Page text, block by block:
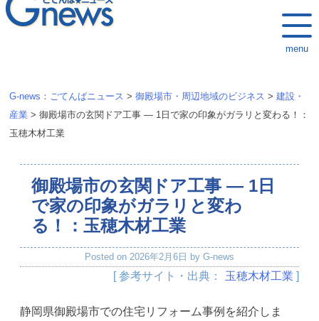
menu
G-news：ごてんばニュース > 御殿場市・周辺地域のビジネス > 建設・
産業 > 御殿場市の玄関ドア工事 — 1日で家の印象がガラリと変わる！：
玉穂木材工業
御殿場市の玄関ドア工事 — 1日
で家の印象がガラリと変わ
る！：玉穂木材工業
Posted on 2026年2月6日 by G-news
[ 参考サイト・出典： 玉穂木材工業 ]
静岡県御殿場市での住宅リフォーム事例を紹介しま